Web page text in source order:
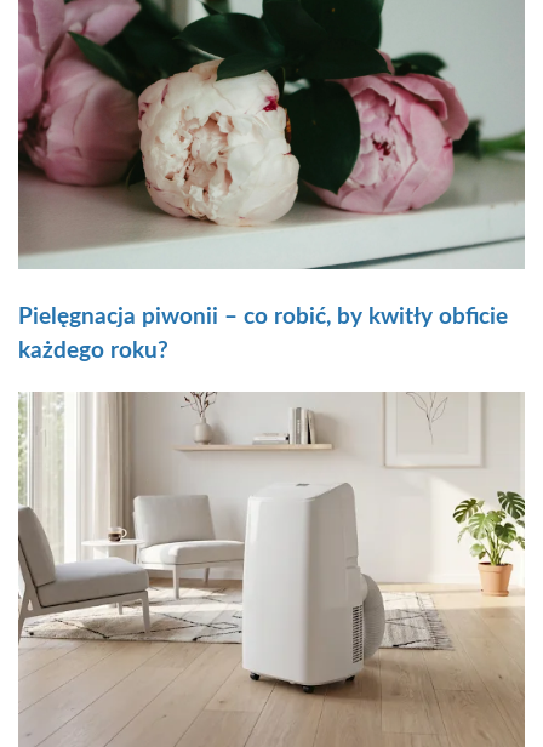
Pielęgnacja piwonii – co robić, by kwitły obficie
każdego roku?